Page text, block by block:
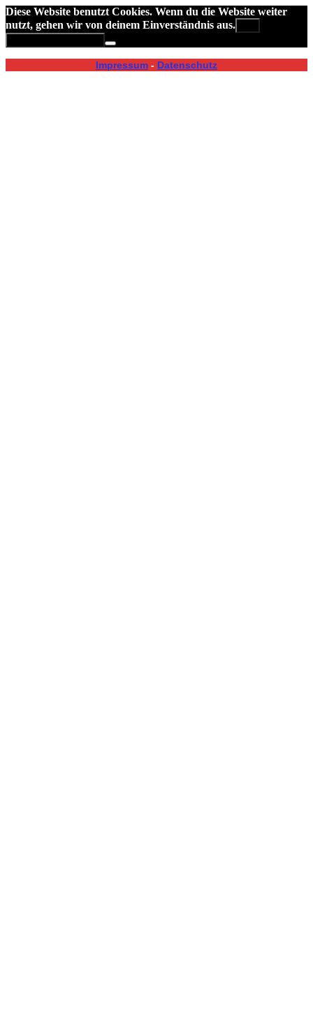
Diese Website benutzt Cookies. Wenn du die Website weiter
nutzt, gehen wir von deinem Einverständnis aus.
Impressum - Datenschutz